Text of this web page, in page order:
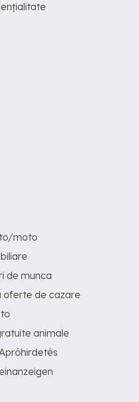
moto
de munca
oferte de cazare
animale